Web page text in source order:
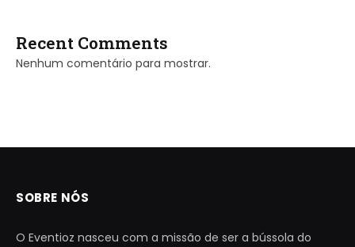
Recent Comments
Nenhum comentário para mostrar.
SOBRE NÓS
O Eventioz nasceu com a missão de ser a bússola do